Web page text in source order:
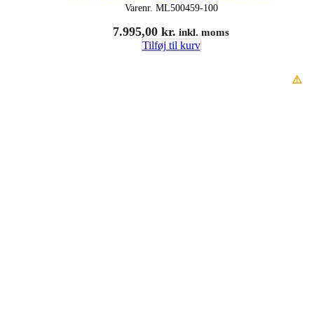
Varenr. ML500459-100
7.995,00 kr. inkl. moms
Tilføj til kurv
⚠️